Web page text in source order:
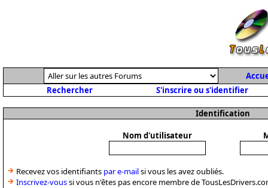
Rechercher
S'inscrire ou s'identifier
Identification
Nom d'utilisateur
Recevez vos identifiants par e-mailsi vous les avez oubliés.
Inscrivez-voussi vous n'êtes pas encore membre de